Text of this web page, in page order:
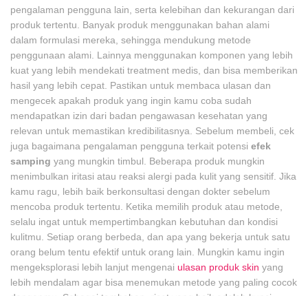
pengalaman pengguna lain, serta kelebihan dan kekurangan dari
produk tertentu. Banyak produk menggunakan bahan alami
dalam formulasi mereka, sehingga mendukung metode
penggunaan alami. Lainnya menggunakan komponen yang lebih
kuat yang lebih mendekati treatment medis, dan bisa memberikan
hasil yang lebih cepat. Pastikan untuk membaca ulasan dan
mengecek apakah produk yang ingin kamu coba sudah
mendapatkan izin dari badan pengawasan kesehatan yang
relevan untuk memastikan kredibilitasnya. Sebelum membeli, cek
juga bagaimana pengalaman pengguna terkait potensi efek
samping yang mungkin timbul. Beberapa produk mungkin
menimbulkan iritasi atau reaksi alergi pada kulit yang sensitif. Jika
kamu ragu, lebih baik berkonsultasi dengan dokter sebelum
mencoba produk tertentu. Ketika memilih produk atau metode,
selalu ingat untuk mempertimbangkan kebutuhan dan kondisi
kulitmu. Setiap orang berbeda, dan apa yang bekerja untuk satu
orang belum tentu efektif untuk orang lain. Mungkin kamu ingin
mengeksplorasi lebih lanjut mengenai ulasan produk skin yang
lebih mendalam agar bisa menemukan metode yang paling cocok